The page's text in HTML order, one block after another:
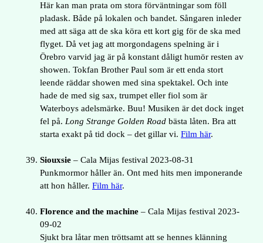
Här kan man prata om stora förväntningar som föll
pladask. Både på lokalen och bandet. Sångaren inleder
med att säga att de ska köra ett kort gig för de ska med
flyget. Då vet jag att morgondagens spelning är i
Örebro varvid jag är på konstant dåligt humör resten av
showen. Tokfan Brother Paul som är ett enda stort
leende räddar showen med sina spektakel. Och inte
hade de med sig sax, trumpet eller fiol som är
Waterboys adelsmärke. Buu! Musiken är det dock inget
fel på. Long Strange Golden Road bästa låten. Bra att
starta exakt på tid dock – det gillar vi. Film här.
Siouxsie – Cala Mijas festival 2023-08-31
Punkmormor håller än. Ont med hits men imponerande
att hon håller. Film här.
Florence and the machine – Cala Mijas festival 2023-
09-02
Sjukt bra låtar men tröttsamt att se hennes klänning